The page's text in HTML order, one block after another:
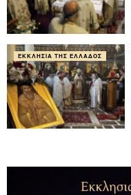
ΕΚΚΛΗΣΊΑ ΤΗΣ ΕΛΛΆΔΟΣ